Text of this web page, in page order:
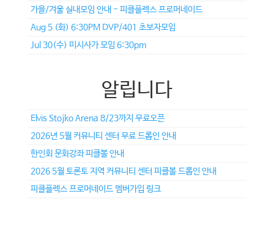
가을/겨울 실내모임 안내 - 피클플렉스 프로머네이드
Aug 5 (화) 6:30PM DVP/401 초보자모임
Jul 30(수) 미시사가 모임 6:30pm
알립니다
Elvis Stojko Arena 8/23까지 무료오픈
2026년 5월 커뮤니티 센터 무료 드롭인 안내
한인회 문화강좌 피클볼 안내
2026 5월 토론토 지역 커뮤니티 센터 피클볼 드롭인 안내
피클플렉스 프로머네이드 멤버가입 링크